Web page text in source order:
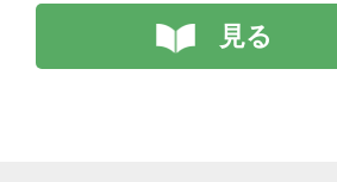
見る